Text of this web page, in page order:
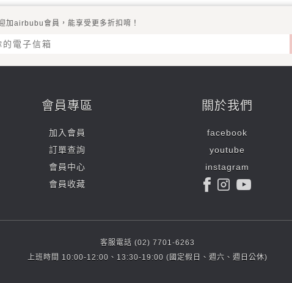
加airbubu會員，能享受更多折扣唷！
會員專區
加入會員
訂單查詢
會員中心
會員收藏
關於我們
facebook
youtube
instagram
客服電話 (02) 7701-6263
上班時間 10:00-12:00、13:30-19:00 (國定假日、週六、週日公休)